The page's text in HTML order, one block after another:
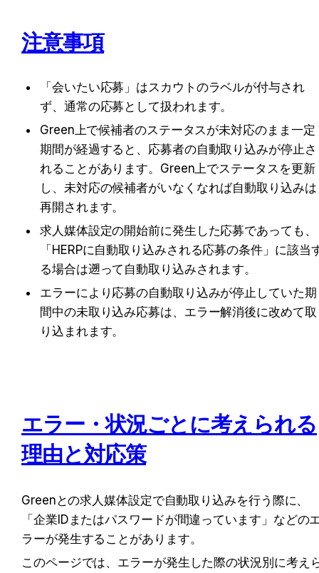
注意事項
「会いたい応募」はスカウトのラベルが付与され
ず、通常の応募として扱われます。
Green上で候補者のステータスが未対応のまま一定
期間が経過すると、応募者の自動取り込みが停止さ
れることがあります。Green上でステータスを更新
し、未対応の候補者がいなくなれば自動取り込みは
再開されます。
求人媒体設定の開始前に発生した応募であっても、
「HERPに自動取り込みされる応募の条件」に該当
る場合は遡って自動取り込みされます。
エラーにより応募の自動取り込みが停止していた期
間中の未取り込み応募は、エラー解消後に改めて取
り込まれます。
エラー・状況ごとに考えられる
理由と対応策
Greenとの求人媒体設定で自動取り込みを行う際に、
「企業IDまたはパスワードが間違っています」などの
ラーが発生することがあります。
このページでは、エラーが発生した際の状況別に考え